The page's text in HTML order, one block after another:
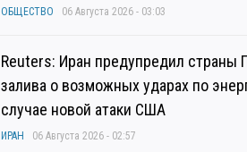
ОБЩЕСТВО 06 Августа 2026 - 03:03
Reuters: Иран предупредил страны
залива о возможных ударах по
случае новой атаки США
ИРАН 06 Августа 2026 - 02:57